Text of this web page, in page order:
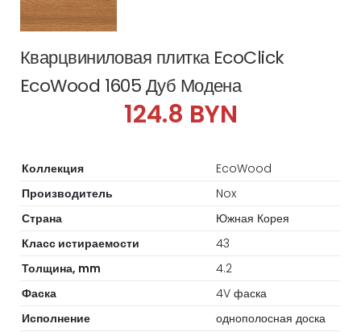
Кварцвиниловая плитка EcoClick
EcoWood 1605 Дуб Модена
124.8 BYN
Коллекция
EcoWood
Производитель
Nox
Страна
Южная Корея
Класс истираемости
43
Толщина, mm
4.2
Фаска
4V фаска
Исполнение
однополосная доска